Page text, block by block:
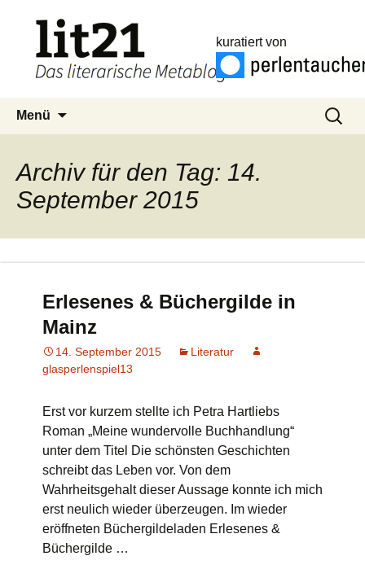
kuratiert von
Menü
Suchen
nach:
Archiv für den Tag: 14.
September 2015
Erlesenes & Büchergilde in
Mainz
14. September 2015
Literatur
glasperlenspiel13
Erst vor kurzem stellte ich Petra Hartliebs
Roman „Meine wundervolle Buchhandlung“
unter dem Titel Die schönsten Geschichten
schreibt das Leben vor. Von dem
Wahrheitsgehalt dieser Aussage konnte ich mich
erst neulich wieder überzeugen. Im wieder
eröffneten Büchergildeladen Erlesenes &
Büchergilde …